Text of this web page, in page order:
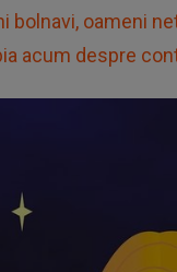
oameni
acum despre